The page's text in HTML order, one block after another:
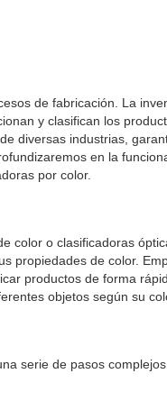
de fabricación. La
y clasifican los
diversas industrias,
en la
por color.
color o clasificadoras
propiedades de color.
productos de forma
objetos según su
serie de pasos